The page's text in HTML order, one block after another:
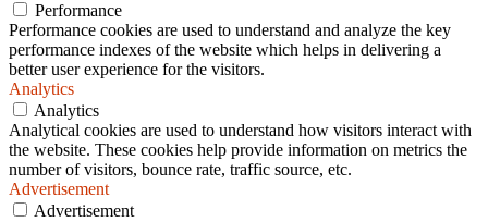
Performance
Performance cookies are used to understand and analyze the key
performance indexes of the website which helps in delivering a
better user experience for the visitors.
Analytics
Analytics
Analytical cookies are used to understand how visitors interact with
the website. These cookies help provide information on metrics the
number of visitors, bounce rate, traffic source, etc.
Advertisement
Advertisement